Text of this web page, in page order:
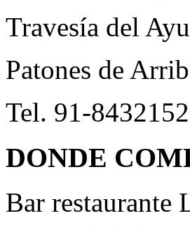
Travesía del
Patones de
Tel. 91-8432152
DONDE
Bar restaurante